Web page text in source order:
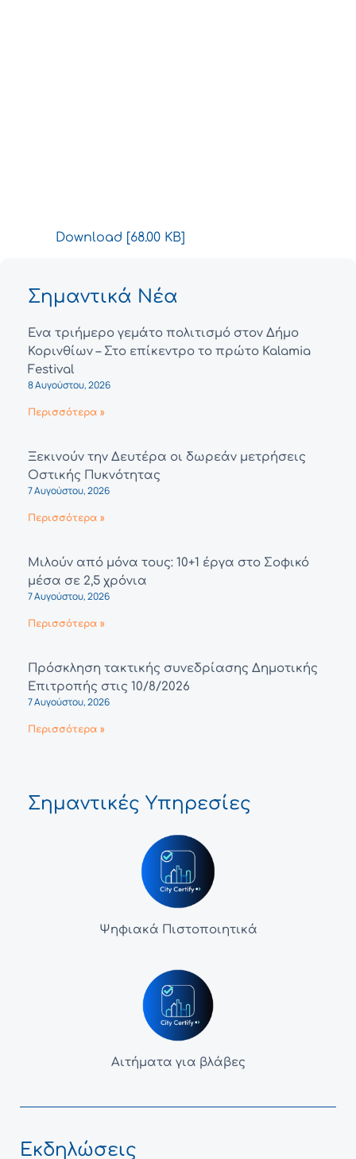
Download [68.00 KB]
Σημαντικά Νέα
Ένα τριήμερο γεμάτο πολιτισμό στον Δήμο
Κορινθίων – Στο επίκεντρο το πρώτο Kalamia
Festival
8 Αυγούστου, 2026
Περισσότερα »
Ξεκινούν την Δευτέρα οι δωρεάν μετρήσεις
Οστικής Πυκνότητας
7 Αυγούστου, 2026
Περισσότερα »
Μιλούν από μόνα τους: 10+1 έργα στο Σοφικό
μέσα σε 2,5 χρόνια
7 Αυγούστου, 2026
Περισσότερα »
Πρόσκληση τακτικής συνεδρίασης Δημοτικής
Επιτροπής στις 10/8/2026
7 Αυγούστου, 2026
Περισσότερα »
Σημαντικές Υπηρεσίες
Ψηφιακά Πιστοποιητικά
Αιτήματα για βλάβες
Εκδηλώσεις